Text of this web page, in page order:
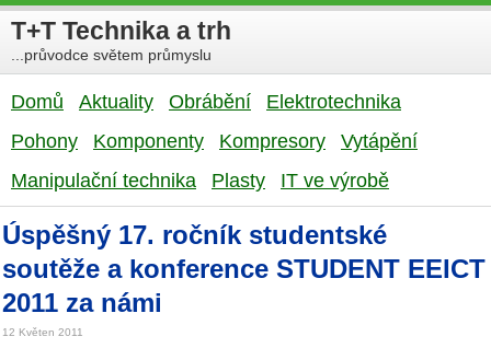
T+T Technika a trh
...průvodce světem průmyslu
Domů Aktuality Obrábění
Elektrotechnika
Pohony
Komponenty Kompresory
Vytápění
Manipulační technika
Plasty IT ve výrobě
Úspěšný 17. ročník studentské
soutěže a konference STUDENT EEICT
2011 za námi
12 Květen 2011